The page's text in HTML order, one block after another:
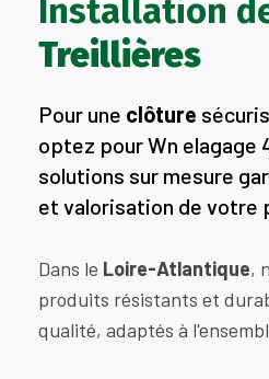
Installation
Treillières
Pour une clôture
optez pour Wn elagage
solutions sur mesure
et valorisation de votre
Dans le Loire-Atlantique,
produits résistants et
qualité, adaptés à